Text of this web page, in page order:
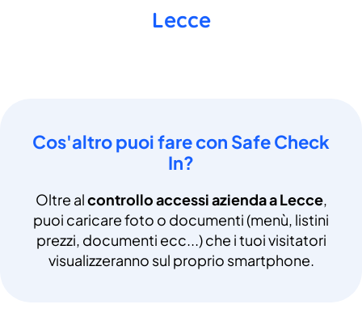
Lecce
Cos'altro puoi fare con Safe Check
In?
Oltre alcontrollo accessi azienda a Lecce,
puoi caricare foto o documenti (menù, listini
prezzi, documenti ecc...) che i tuoi visitatori
visualizzeranno sul proprio smartphone.